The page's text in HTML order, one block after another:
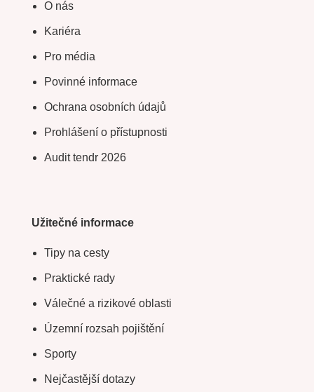
O nás
Kariéra
Pro média
Povinné informace
Ochrana osobních údajů
Prohlášení o přístupnosti
Audit tendr 2026
Užitečné informace
Tipy na cesty
Praktické rady
Válečné a rizikové oblasti
Územní rozsah pojištění
Sporty
Nejčastější dotazy